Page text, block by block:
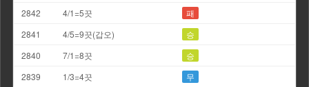
2842
4/1=5끗
패
2841
4/5=9끗(갑오)
승
2840
7/1=8끗
승
2839
1/3=4끗 무